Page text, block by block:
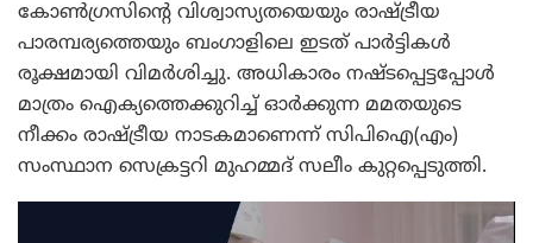
കോൺഗ്രസിന്റെ വിശ്വാസ്യതയെയും രാഷ്ട്രീയ
പാരമ്പര്യത്തെയും ബംഗാളിലെ ഇടത് പാർട്ടികൾ
രൂക്ഷമായി വിമർശിച്ചു. അധികാരം നഷ്ടപ്പെട്ടപ്പോൾ
മാത്രം ഐക്യത്തെക്കുറിച്ച് ഓർക്കുന്ന മമതയുടെ
നീക്കം രാഷ്ട്രീയ നാടകമാണെന്ന് ​സിപിഐ(എം)
സംസ്ഥാന സെക്രട്ടറി മുഹമ്മദ് സലീം കുറ്റപ്പെടുത്തി.